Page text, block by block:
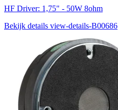
HF Driver: 1,75" - 50W 8ohm
Bekijk details view-details-B00686